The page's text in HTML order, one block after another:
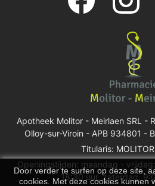
Door verder te surfen op deze site,
cookies. Met deze cookies kunnen
Apotheek Molitor - Meirlaen SRL -
Olloy-sur-Viroin - APB 934801 -
Titularis:
Openingstijden: maandag -
18:30 uur, zaterdag: